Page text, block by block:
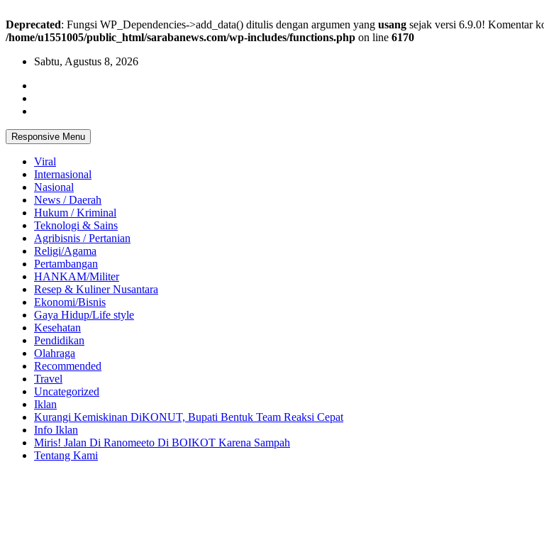
Deprecated: Fungsi WP_Dependencies->add_data() ditulis dengan argumen yang usang sejak versi 6.9.0! Komentar
/home/u1551005/public_html/sarabanews.com/wp-includes/functions.php on line 6170
Skip
content
Sabtu, Agustus 8, 2026
Responsive Menu
Viral
Internasional
Nasional
News / Daerah
Hukum / Kriminal
Teknologi & Sains
Agribisnis / Pertanian
Religi/Agama
Pertambangan
HANKAM/Militer
Resep & Kuliner Nusantara
Ekonomi/Bisnis
Gaya Hidup/Life style
Kesehatan
Pendidikan
Olahraga
Recommended
Travel
Uncategorized
Iklan
Kurangi Kemiskinan DiKONUT, Bupati Bentuk Team Reaksi Cepat
Info Iklan
Miris! Jalan Di Ranomeeto Di BOIKOT Karena Sampah
Tentang Kami